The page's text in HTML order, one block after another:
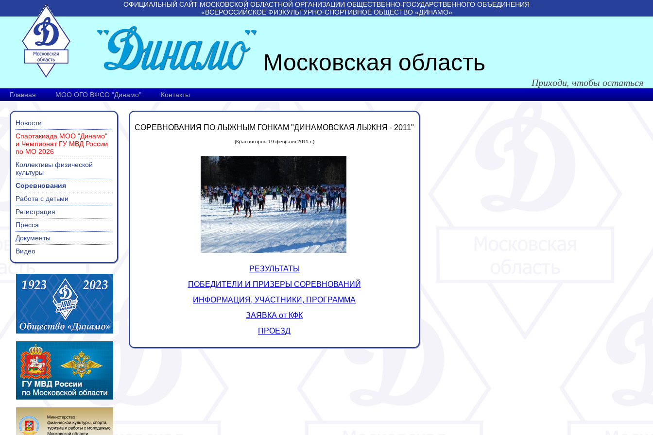
ОФИЦИАЛЬНЫЙ САЙТ МОСКОВСКОЙ ОБЛАСТНОЙ ОРГАНИЗАЦИИ ОБЩЕСТВЕННО-ГОСУДАРСТВЕННОГО ОБЪЕДИНЕНИЯ
«ВСЕРОССИЙСКОЕ ФИЗКУЛЬТУРНО-СПОРТИВНОЕ ОБЩЕСТВО «ДИНАМО»
Московская область
Приходи, чтобы остаться
Главная МОО ОГО ВФСО "Динамо" Контакты
Новости
Спартакиада МОО "Динамо"
и Чемпионат ГУ МВД России
по МО 2026
Коллективы физической
культуры
Соревнования
Работа с детьми
Регистрация
Пресса
Документы
Видео
СОРЕВНОВАНИЯ ПО ЛЫЖНЫМ ГОНКАМ "ДИНАМОВСКАЯ ЛЫЖНЯ - 2011"
(Красногорск, 19 февраля 2011 г.)
РЕЗУЛЬТАТЫ
ПОБЕДИТЕЛИ И ПРИЗЕРЫ СОРЕВНОВАНИЙ
ИНФОРМАЦИЯ, УЧАСТНИКИ, ПРОГРАММА
ЗАЯВКА от КФК
ПРОЕЗД